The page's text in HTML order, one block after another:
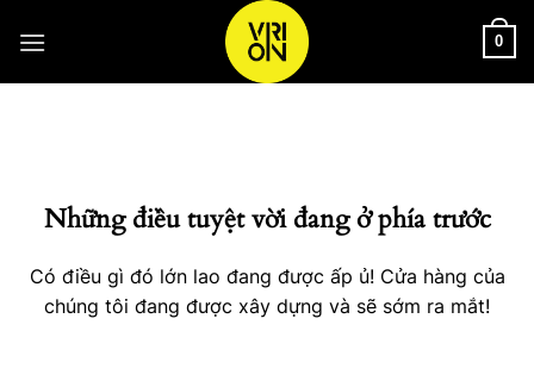
qua
0
Những điều tuyệt vời đang ở phía trước
Có điều gì đó lớn lao đang được ấp ủ! Cửa hàng của
chúng tôi đang được xây dựng và sẽ sớm ra mắt!